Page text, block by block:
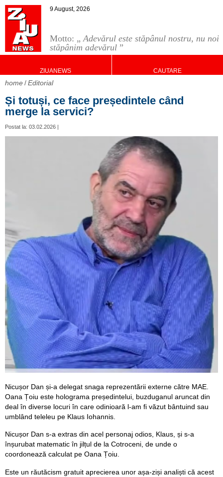
Motto: „Adevărul este stăpânul nostru, nu noi
stăpânim adevărul ”
9 August, 2026
ZIUANEWS CAUTARE
home Editorial
Și totuși, ce face președintele când
merge la servici?
Postat la: 03.02.2026 |
Nicușor Dan și-a delegat snaga reprezentării externe către MAE.
Oana Țoiu este holograma președintelui, buzduganul aruncat din
deal în diverse locuri în care odinioară l-am fi văzut bântuind sau
umblând teleleu pe Klaus Iohannis.
Nicușor Dan s-a extras din acel personaj odios, Klaus, și s-a
înșurubat matematic în jilțul de la Cotroceni, de unde o
coordonează calculat pe Oana Țoiu.
Este un răutăcism gratuit aprecierea unor așa-ziși analiști că acest